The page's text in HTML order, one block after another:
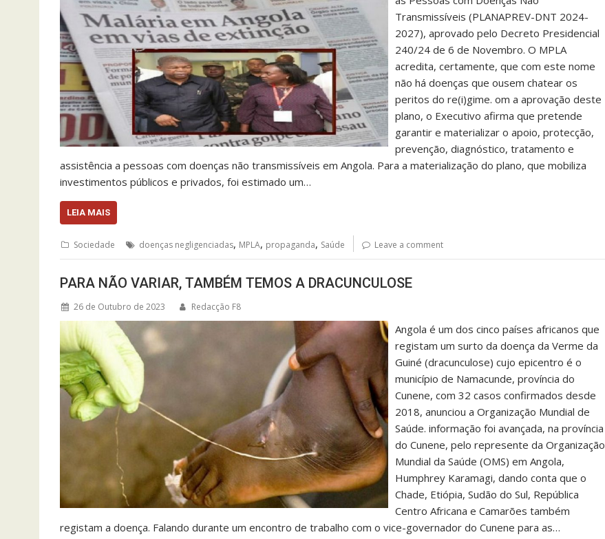
Transmissíveis (PLANAPREV-DNT 2024-
2027), aprovado pelo Decreto Presidencial
240/24 de 6 de Novembro. O MPLA
acredita, certamente, que com este nome
não há doenças que ousem chatear os
peritos do re(i)gime. om a aprovação deste
plano, o Executivo afirma que pretende
garantir e materializar o apoio, protecção,
prevenção, diagnóstico, tratamento e
assistência a pessoas com doenças não transmissíveis em Angola. Para a materialização do plano, que mobiliza
investimentos públicos e privados, foi estimado um…
LEIA MAIS
Sociedade doenças negligenciadas, MPLA, propaganda, Saúde Leave a comment
PARA NÃO VARIAR, TAMBÉM TEMOS A DRACUNCULOSE
26 de Outubro de 2023 Redacção F8
Angola é um dos cinco países africanos que
registam um surto da doença da Verme da
Guiné (dracunculose) cujo epicentro é o
município de Namacunde, província do
Cunene, com 32 casos confirmados desde
2018, anunciou a Organização Mundial de
Saúde. informação foi avançada, na província
do Cunene, pelo represente da Organização
Mundial da Saúde (OMS) em Angola,
Humphrey Karamagi, dando conta que o
Chade, Etiópia, Sudão do Sul, República
Centro Africana e Camarões também
registam a doença. Falando durante um encontro de trabalho com o vice-governador do Cunene para as…